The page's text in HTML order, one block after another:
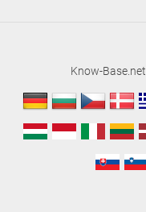
Know-Base.net